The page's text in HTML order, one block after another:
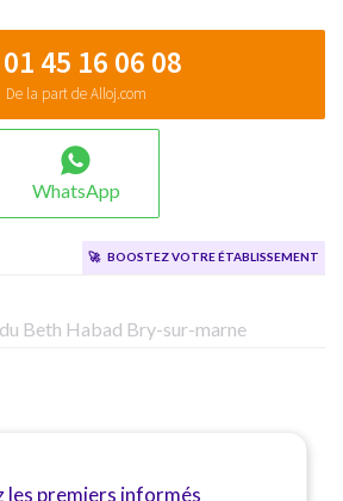
01 45 16 06 08
De la part de Alloj.com
WhatsApp
🚀 Boostez votre établissement
Beth Habad Bry-sur-marne
les premiers informés